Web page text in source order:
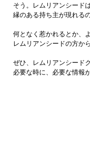
そう。レムリアンシード
縁のある持ち主が現れる
何となく惹かれるとか、
レムリアンシードの方か
ぜひ、レムリアンシード
必要な時に、必要な情報